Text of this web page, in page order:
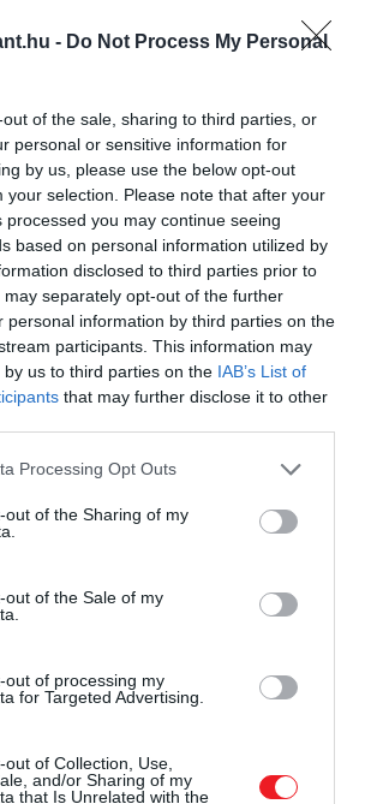
- Do Not Process My Personal
of the sale, sharing to third parties, or
personal or sensitive information for
by us, please use the below opt-out
your selection. Please note that after your
processed you may continue seeing
based on personal information utilized by
disclosed to third parties prior to
separately opt-out of the further
personal information by third parties on the
participants. This information may
us to third parties on the IAB’s List of
that may further disclose it to other
website/app uses one or more Google
visit or usage behaviour. You may click to
to Google and its third-party tags to
below specified purposes in below Google
Processing Opt Outs
out of the Sharing of my
out of the Sale of my
out of processing my
for Targeted Advertising.
of Collection, Use,
and/or Sharing of my
that Is Unrelated with the
, hogy bizonyos esetekben a
pontosabban ismerték fel ezeket
a gazdik idővel megszokják saját
és kevésbé figyelnek az apró
viszont, akiknek korábban volt
küzdő háziállatuk, érzékenyebben
több kutya szenved időskori
– ezekre a tünetekre
rámutat, hogy az állatok gyakran
Emiatt a fájdalom sokszor
jelenik meg, sokkal
gyakorlati jelentősége is van
vezethet – például fokozott
vagy agresszív reakciókhoz.